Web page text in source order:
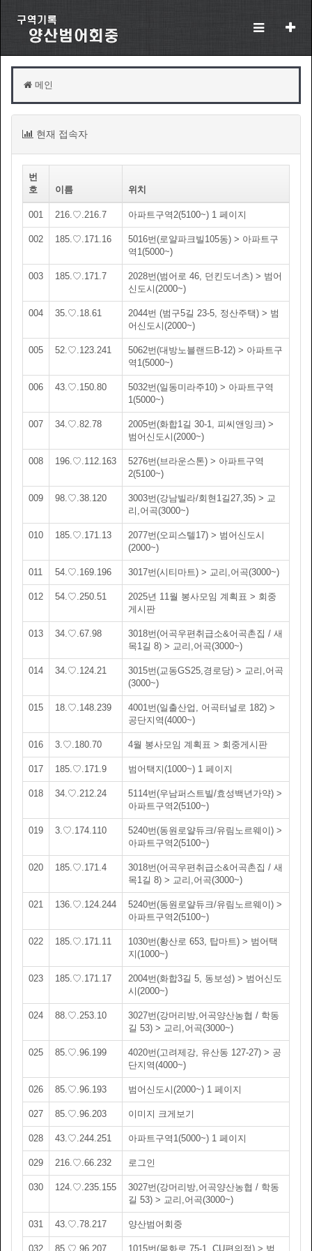
메인
현재 접속자
번
호
이름 위치
001 216.♡.216.7 아파트구역2(5100~) 1 페이지
002 185.♡.171.16
5016번(로얄파크빌105동) > 아파트구
역1(5000~)
003 185.♡.171.7
2028번(범어로 46, 던킨도너츠) > 범어
신도시(2000~)
004 35.♡.18.61
2044번 (범구5길 23-5, 정산주택) > 범
어신도시(2000~)
005 52.♡.123.241
5062번(대방노블랜드B-12) > 아파트구
역1(5000~)
006 43.♡.150.80
5032번(일동미라주10) > 아파트구역
1(5000~)
007 34.♡.82.78
2005번(화합1길 30-1, 피씨앤잉크) >
범어신도시(2000~)
008 196.♡.112.163
5276번(브라운스톤) > 아파트구역
2(5100~)
009 98.♡.38.120
3003번(강남빌라/회현1길27,35) > 교
리,어곡(3000~)
010 185.♡.171.13
2077번(오피스텔17) > 범어신도시
(2000~)
011 54.♡.169.196 3017번(시티마트) > 교리,어곡(3000~)
012 54.♡.250.51
2025년 11월 봉사모임 계획표 > 회중
게시판
013 34.♡.67.98
3018번(어곡우편취급소&어곡촌집 / 새
목1길 8) > 교리,어곡(3000~)
014 34.♡.124.21
3015번(교동GS25,경로당) > 교리,어곡
(3000~)
015 18.♡.148.239
4001번(일출산업, 어곡터널로 182) >
공단지역(4000~)
016 3.♡.180.70 4월 봉사모임 계획표 > 회중게시판
017 185.♡.171.9 범어택지(1000~) 1 페이지
018 34.♡.212.24
5114번(우남퍼스트빌/효성백년가약) >
아파트구역2(5100~)
019 3.♡.174.110
5240번(동원로얄듀크/유림노르웨이) >
아파트구역2(5100~)
020 185.♡.171.4
3018번(어곡우편취급소&어곡촌집 / 새
목1길 8) > 교리,어곡(3000~)
021 136.♡.124.244
5240번(동원로얄듀크/유림노르웨이) >
아파트구역2(5100~)
022 185.♡.171.11
1030번(황산로 653, 탑마트) > 범어택
지(1000~)
023 185.♡.171.17
2004번(화합3길 5, 동보성) > 범어신도
시(2000~)
024 88.♡.253.10
3027번(강머리방,어곡양산농협 / 학동
길 53) > 교리,어곡(3000~)
025 85.♡.96.199
4020번(고려제강, 유산동 127-27) > 공
단지역(4000~)
026 85.♡.96.193 범어신도시(2000~) 1 페이지
027 85.♡.96.203 이미지 크게보기
028 43.♡.244.251 아파트구역1(5000~) 1 페이지
029 216.♡.66.232 로그인
030 124.♡.235.155
3027번(강머리방,어곡양산농협 / 학동
길 53) > 교리,어곡(3000~)
031 43.♡.78.217 양산범어회중
032 85.♡.96.207 1015번(목화로 75-1, CU편의점) > 범